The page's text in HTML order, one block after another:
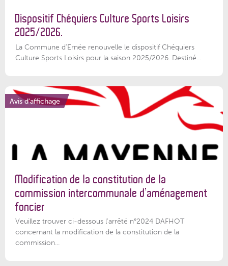
Dispositif Chéquiers Culture Sports Loisirs
2025/2026.
La Commune d'Ernée renouvelle le dispositif Chéquiers
Culture Sports Loisirs pour la saison 2025/2026. Destiné...
Avis d'affichage
Modification de la constitution de la
commission intercommunale d’aménagement
foncier
Veuillez trouver ci-dessous l'arrêté n°2024 DAFHOT
concernant la modification de la constitution de la
commission...